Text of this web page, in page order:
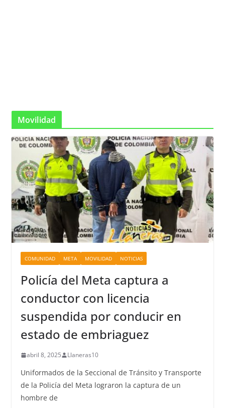
Movilidad
COMUNIDAD META MOVILIDAD NOTICIAS
Policía del Meta captura a
conductor con licencia
suspendida por conducir en
estado de embriaguez
abril 8, 2025 Llaneras10
Uniformados de la Seccional de Tránsito y Transporte
de la Policía del Meta lograron la captura de un
hombre de